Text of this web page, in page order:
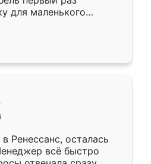
для маленького
,во второй раз
По качеству очень
быстрая,
более разнообразный.
что-то потребуется из
только здесь.
Ренессанс, осталась
всё быстро